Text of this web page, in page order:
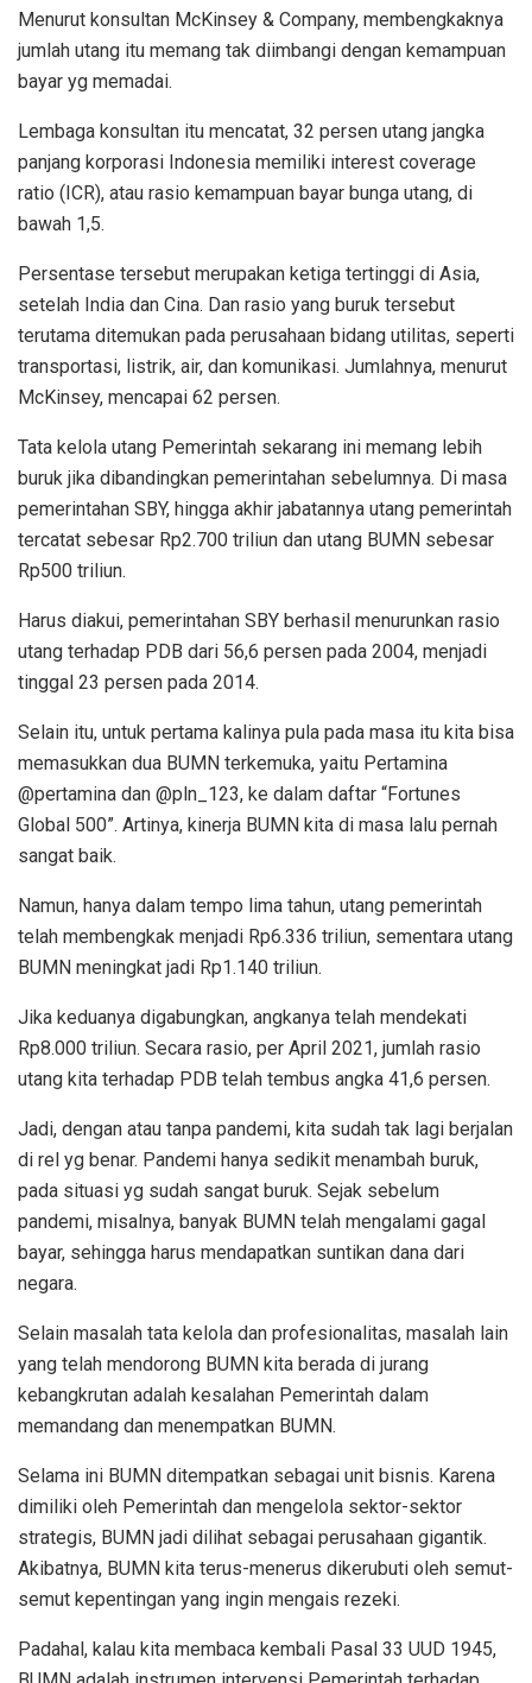
Menurut konsultan McKinsey & Company, membengkaknya
jumlah utang itu memang tak diimbangi dengan kemampuan
bayar yg memadai.
Lembaga konsultan itu mencatat, 32 persen utang jangka
panjang korporasi Indonesia memiliki interest coverage
ratio (ICR), atau rasio kemampuan bayar bunga utang, di
bawah 1,5.
Persentase tersebut merupakan ketiga tertinggi di Asia,
setelah India dan Cina. Dan rasio yang buruk tersebut
terutama ditemukan pada perusahaan bidang utilitas, seperti
transportasi, listrik, air, dan komunikasi. Jumlahnya, menurut
McKinsey, mencapai 62 persen.
Tata kelola utang Pemerintah sekarang ini memang lebih
buruk jika dibandingkan pemerintahan sebelumnya. Di masa
pemerintahan SBY, hingga akhir jabatannya utang pemerintah
tercatat sebesar Rp2.700 triliun dan utang BUMN sebesar
Rp500 triliun.
Harus diakui, pemerintahan SBY berhasil menurunkan rasio
utang terhadap PDB dari 56,6 persen pada 2004, menjadi
tinggal 23 persen pada 2014.
Selain itu, untuk pertama kalinya pula pada masa itu kita bisa
memasukkan dua BUMN terkemuka, yaitu Pertamina
@pertamina dan @pln_123, ke dalam daftar “Fortunes
Global 500”. Artinya, kinerja BUMN kita di masa lalu pernah
sangat baik.
Namun, hanya dalam tempo lima tahun, utang pemerintah
telah membengkak menjadi Rp6.336 triliun, sementara utang
BUMN meningkat jadi Rp1.140 triliun.
Jika keduanya digabungkan, angkanya telah mendekati
Rp8.000 triliun. Secara rasio, per April 2021, jumlah rasio
utang kita terhadap PDB telah tembus angka 41,6 persen.
Jadi, dengan atau tanpa pandemi, kita sudah tak lagi berjalan
di rel yg benar. Pandemi hanya sedikit menambah buruk,
pada situasi yg sudah sangat buruk. Sejak sebelum
pandemi, misalnya, banyak BUMN telah mengalami gagal
bayar, sehingga harus mendapatkan suntikan dana dari
negara.
Selain masalah tata kelola dan profesionalitas, masalah lain
yang telah mendorong BUMN kita berada di jurang
kebangkrutan adalah kesalahan Pemerintah dalam
memandang dan menempatkan BUMN.
Selama ini BUMN ditempatkan sebagai unit bisnis. Karena
dimiliki oleh Pemerintah dan mengelola sektor-sektor
strategis, BUMN jadi dilihat sebagai perusahaan gigantik.
Akibatnya, BUMN kita terus-menerus dikerubuti oleh semut-
semut kepentingan yang ingin mengais rezeki.
Padahal, kalau kita membaca kembali Pasal 33 UUD 1945,